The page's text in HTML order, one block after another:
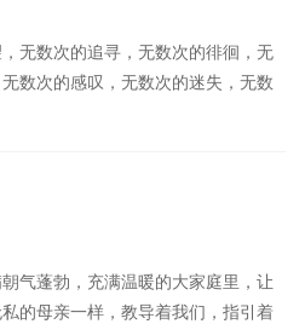
无数次的追寻，无数次的徘徊，无
数次的感叹，无数次的迷失，无数
气蓬勃，充满温暖的大家庭里，让
的母亲一样，教导着我们，指引着